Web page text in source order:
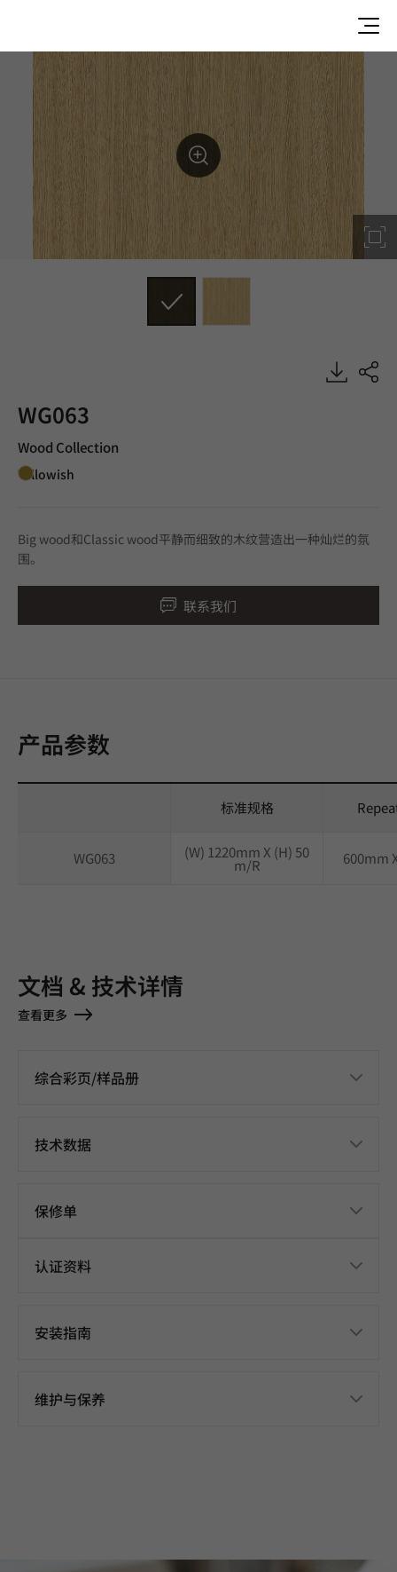
WG063
Wood Collection
Yellowish
Big wood和Classic wood平静而细致的木纹营造出一种灿烂的氛
围。
联系我们
产品参数
标准规格
WG063 (W) 1220mm X (H) 50
m/R 600mm
文档 & 技术详情
查看更多
综合彩页/样品册
技术数据
保修单
认证资料
安装指南
维护与保养